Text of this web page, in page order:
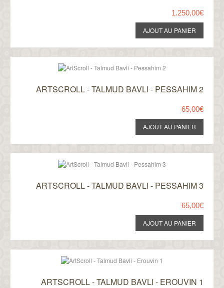
1.250,00€
ARTSCROLL - TALMUD BAVLI - PESSAHIM 2
65,00€
ARTSCROLL - TALMUD BAVLI - PESSAHIM 3
65,00€
ARTSCROLL - TALMUD BAVLI - EROUVIN 1